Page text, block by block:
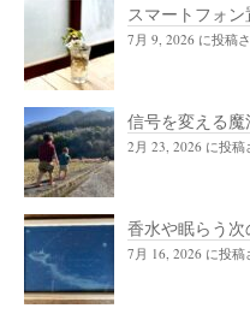
スマートフォ
7月 9, 2026 に投稿
信号を変える
2月 23, 2026 に投稿
香水や眠らう
7月 16, 2026 に投稿